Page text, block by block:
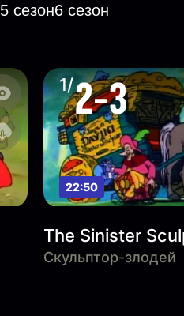
5 сезон6 сезон
1/2-3
22:50
The Sinister
Скульптор-злодей